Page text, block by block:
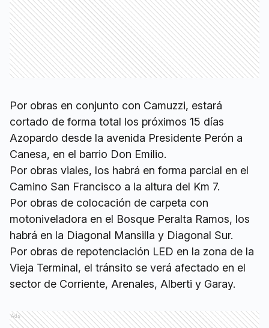
Por obras en conjunto con Camuzzi, estará
cortado de forma total los próximos 15 días
Azopardo desde la avenida Presidente Perón a
Canesa, en el barrio Don Emilio.
Por obras viales, los habrá en forma parcial en el
Camino San Francisco a la altura del Km 7.
Por obras de colocación de carpeta con
motoniveladora en el Bosque Peralta Ramos, los
habrá en la Diagonal Mansilla y Diagonal Sur.
Por obras de repotenciación LED en la zona de la
Vieja Terminal, el tránsito se verá afectado en el
sector de Corriente, Arenales, Alberti y Garay.
Ads